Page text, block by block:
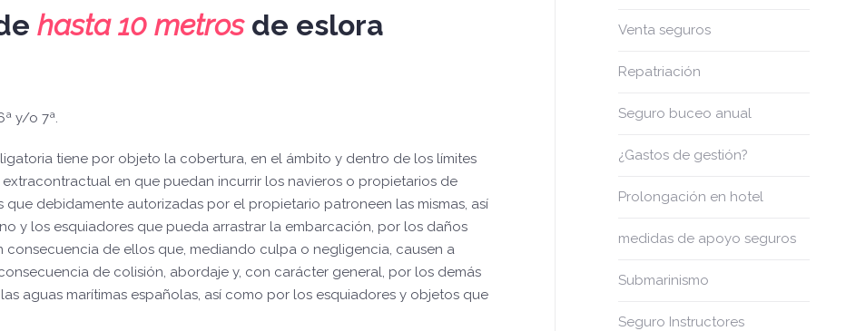
hasta 10 metrosde eslora
y/o 7ª.
tiene por objeto la cobertura, en el ámbito y dentro de los límites
en que puedan incurrir los navieros o propietarios de
debidamente autorizadas por el propietario patroneen las mismas, así
y los esquiadores que pueda arrastrar la embarcación, por los daños
consecuencia de ellos que, mediando culpa o negligencia, causen a
de colisión, abordaje y, con carácter general, por los demás
aguas marítimas españolas, así como por los esquiadores y objetos que
Venta seguros
Repatriación
Seguro buceo anual
¿Gastos de gestión?
Prolongación en hotel
medidas de apoyo seguros
Submarinismo
Seguro Instructores